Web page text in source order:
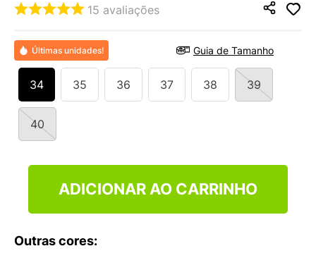
15 avaliações
Últimas unidades! Guia de Tamanho
34 35 36 37 38 39
40
ADICIONAR AO CARRINHO
Outras cores:
7º
SAMBA
9 º
VANS TÊNIS VANS ULTRARANGE
10º NEW 530